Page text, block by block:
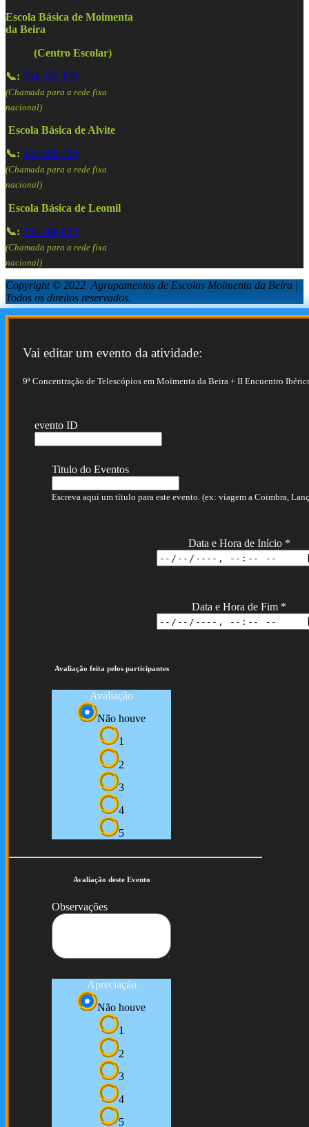
Escola Básica de Moimenta
da Beira
(Centro Escolar)
📞: 254 520 150
(Chamada para a rede fixa
nacional)
Escola Básica de Alvite
📞: 254 586 409
(Chamada para a rede fixa
nacional)
Escola Básica de Leomil
📞: 254 586 833
(Chamada para a rede fixa
nacional)
Copyright © 2022 Agrupamentos de Escolas Moimenta da Beira |
Todos os direitos reservados.
Vai editar um evento da atividade:
9ª Concentração de Telescópios em Moimenta da Beira + II Encuentro
evento ID
Titulo do Eventos
Escreva aqui um título para este evento. (ex: viagem a Coimbra,
Data e Hora de Início *
Data e Hora de Fim *
Avaliação feita pelos participantes
Avaliação
Não houve
1
2
3
4
5
Avaliação deste Evento
Observações
Apreciação
Não houve
1
2
3
4
5